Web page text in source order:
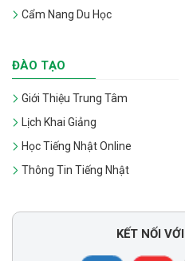
Cẩm Nang Du Học
ĐÀO TẠO
Giới Thiệu Trung Tâm
Lịch Khai Giảng
Học Tiếng Nhật Online
Thông Tin Tiếng Nhật
KẾT NỐI